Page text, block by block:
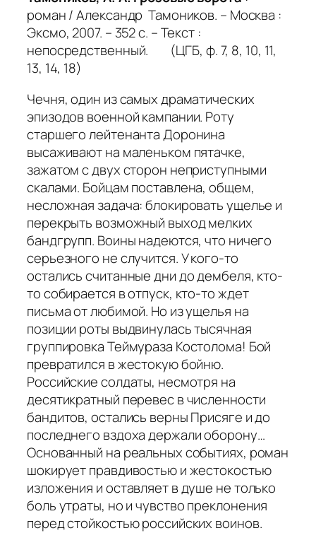
роман / Александр Тамоников. – Москва :
Эксмо, 2007. – 352 с. – Текст :
непосредственный. (ЦГБ, ф. 7, 8, 10, 11,
13, 14, 18)
Чечня, один из самых драматических
эпизодов военной кампании. Роту
старшего лейтенанта Доронина
высаживают на маленьком пятачке,
зажатом с двух сторон неприступными
скалами. Бойцам поставлена, общем,
несложная задача: блокировать ущелье и
перекрыть возможный выход мелких
бандгрупп. Воины надеются, что ничего
серьезного не случится. У кого-то
остались считанные дни до дембеля, кто-
то собирается в отпуск, кто-то ждет
письма от любимой. Но из ущелья на
позиции роты выдвинулась тысячная
группировка Теймураза Костолома! Бой
превратился в жестокую бойню.
Российские солдаты, несмотря на
десятикратный перевес в численности
бандитов, остались верны Присяге и до
последнего вздоха держали оборону…
Основанный на реальных событиях, роман
шокирует правдивостью и жестокостью
изложения и оставляет в душе не только
боль утраты, но и чувство преклонения
перед стойкостью российских воинов.